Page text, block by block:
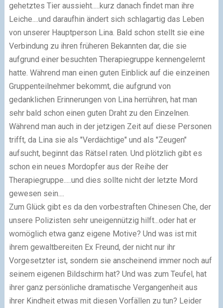
gehetztes Tier aussieht.....kurz danach findet man ihre
Leiche....und daraufhin ändert sich schlagartig das Leben
von unserer Hauptperson Lina. Bald schon stellt sie eine
Verbindung zu ihren früheren Bekannten dar, die sie
aufgrund einer besuchten Therapiegruppe kennengelernt
hatte. Während man einen guten Einblick auf die einzeinen
Gruppenteilnehmer bekommt, die aufgrund von
gedanklichen Erinnerungen von Lina herrühren, hat man
sehr bald schon einen guten Draht zu den Einzelnen.
Während man auch in der jetzigen Zeit auf diese Personen
trifft, da Lina sie als "Verdächtige" und als "Zeugen"
aufsucht, beginnt das Rätsel raten. Und plötzlich gibt es
schon ein neues Mordopfer aus der Reihe der
Therapiegruppe.....und dies sollte nicht der letzte Mord
gewesen sein....
Zum Glück gibt es da den vorbestraften Chinesen Che, der
unsere Polizisten sehr uneigennützig hilft...oder hat er
womöglich etwa ganz eigene Motive? Und was ist mit
ihrem gewaltbereiten Ex Freund, der nicht nur ihr
Vorgesetzter ist, sondern sie anscheinend immer noch auf
seinem eigenen Bildschirm hat? Und was zum Teufel, hat
ihrer ganz persönliche dramatische Vergangenheit aus
ihrer Kindheit etwas mit diesen Vorfällen zu tun? Leider